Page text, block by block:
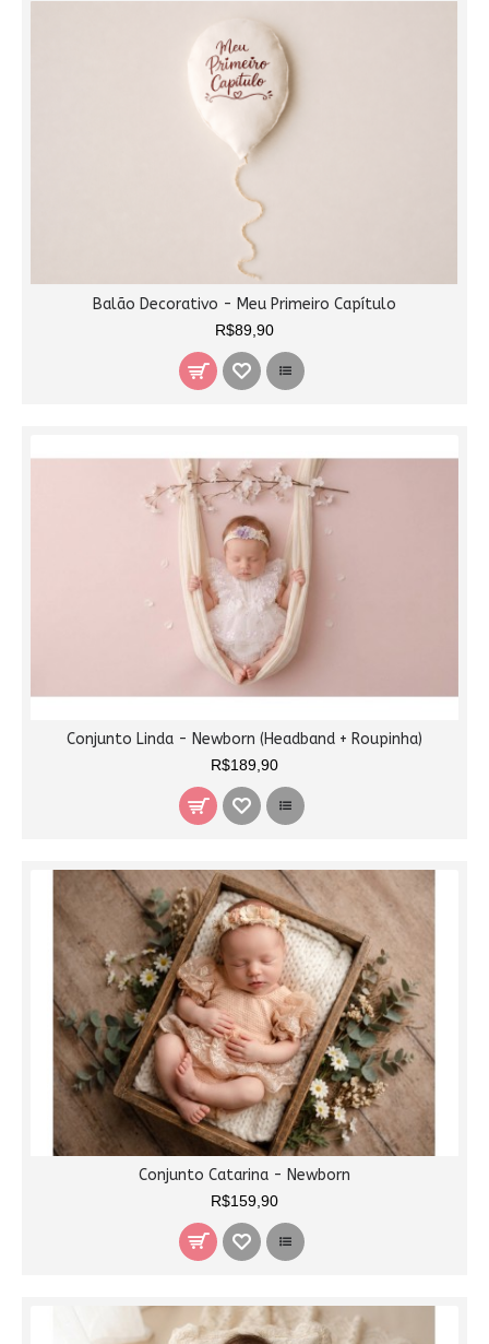
Balão Decorativo - Meu Primeiro Capítulo
R$89,90
Conjunto Linda - Newborn (Headband + Roupinha)
R$189,90
Conjunto Catarina - Newborn
R$159,90